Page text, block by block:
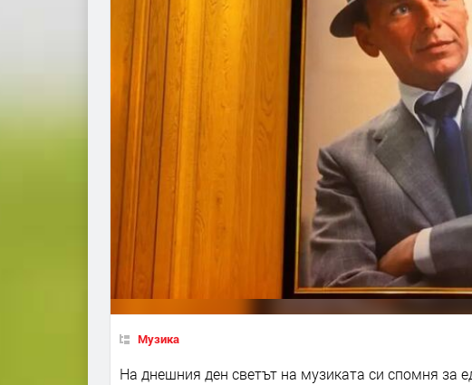
Музика
На днешния ден светът на музиката си спомня за